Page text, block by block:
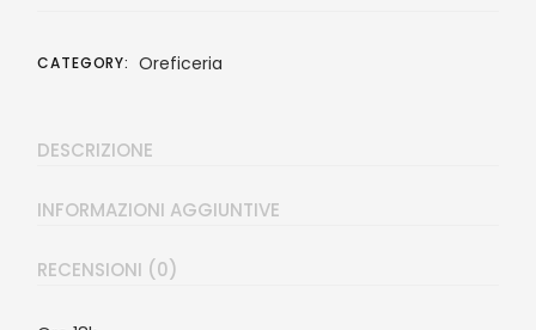
CATEGORY: Oreficeria
DESCRIZIONE
INFORMAZIONI AGGIUNTIVE
RECENSIONI (0)